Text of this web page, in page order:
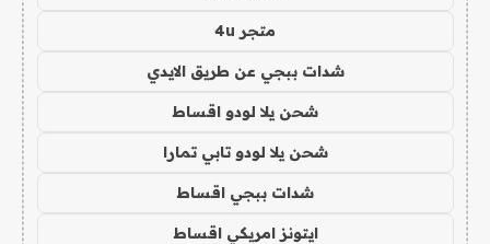
متجر 4u
شدات ببجي عن طريق الايدي
شحن يلا لودو اقساط
شحن يلا لودو تابي تمارا
شدات ببجي اقساط
ايتونز امريكي اقساط